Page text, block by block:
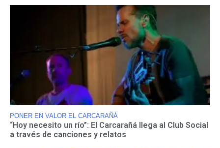
PONER EN VALOR EL CARCARAÑÁ
“Hoy necesito un río”: El Carcarañá llega al Club Social
a través de canciones y relatos